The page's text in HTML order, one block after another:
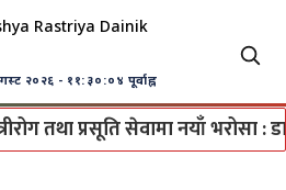
२०२६ - ११:३०:०५ पूर्वाह्न
तथा प्रसूति सेवामा नयाँ भरोसा :